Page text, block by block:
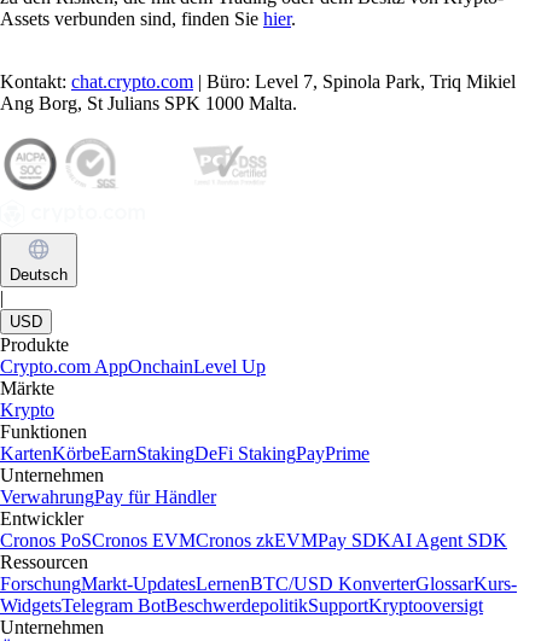
Was sind Kryptowährungen und wie funktionieren sie?
Erfahren Sie, was Kryptowährungen sind, wie sie funktionieren,
welche Merkmale und Arten es gibt und wie sich ihr zukünftiger
Ausblick entwickelt. Lernen Sie, wie man sie kauft und sicher
aufbewahrt – und welche Risiken zu beachten sind.
Learn more
Was sind Kryptowährungen und wie funktionieren sie?
Erfahren Sie, was Kryptowährungen sind, wie sie funktionieren,
Ausblick entwickelt. Lernen Sie, wie man sie kauft und sicher
aufbewahrt – und welche Risiken zu beachten sind.
Learn more
Artikel ansehen
Ein weltweit führender Krypto-Marktplatz
Millionen Nutzer in über 90 Ländern
Gegründet
2016
Länder